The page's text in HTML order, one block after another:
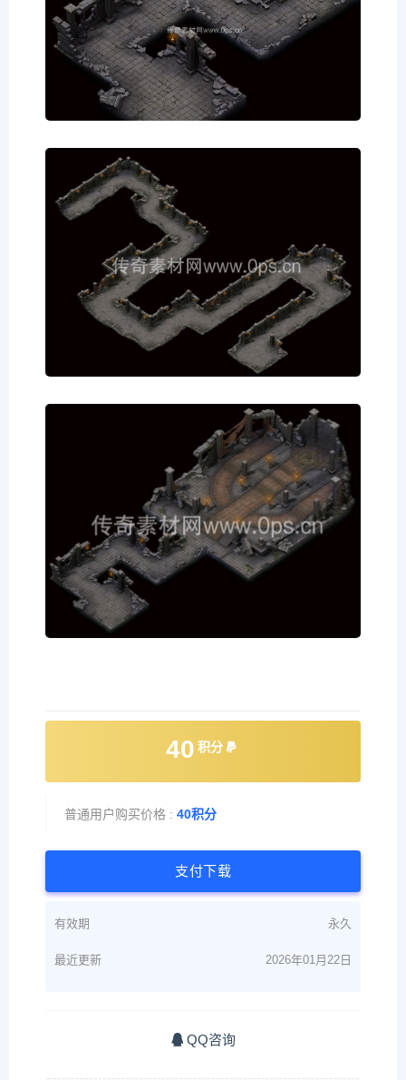
40 积分
普通用户购买价格 : 40积分
支付下载
有效期 永久
最近更新 2026年01月22日
QQ咨询